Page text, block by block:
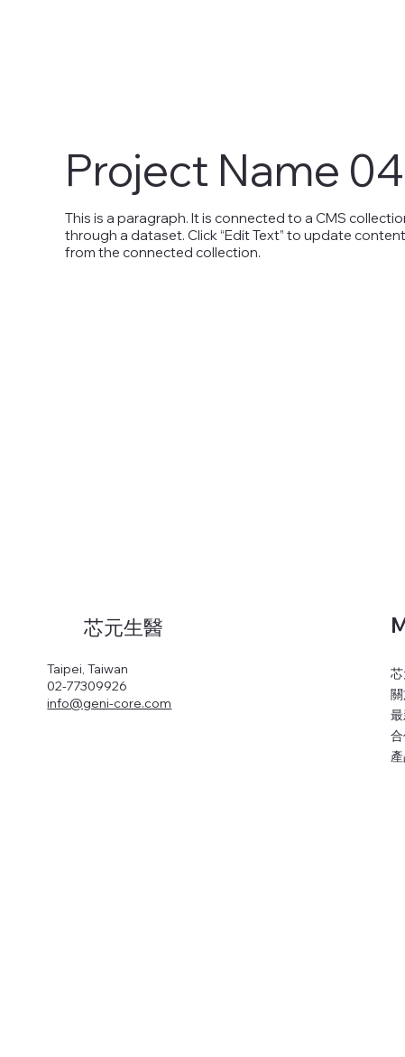
Project Name 04
This is a paragraph. It is connected to a CMS
through a dataset. Click “Edit Text” to update content
from the connected collection.
芯元生醫
Taipei, Taiwan
02-77309926
info@geni-core.com